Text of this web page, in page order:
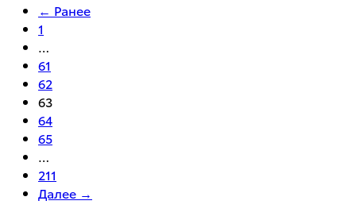
← Ранее
1
…
61
62
63
64
65
…
211
Далее →